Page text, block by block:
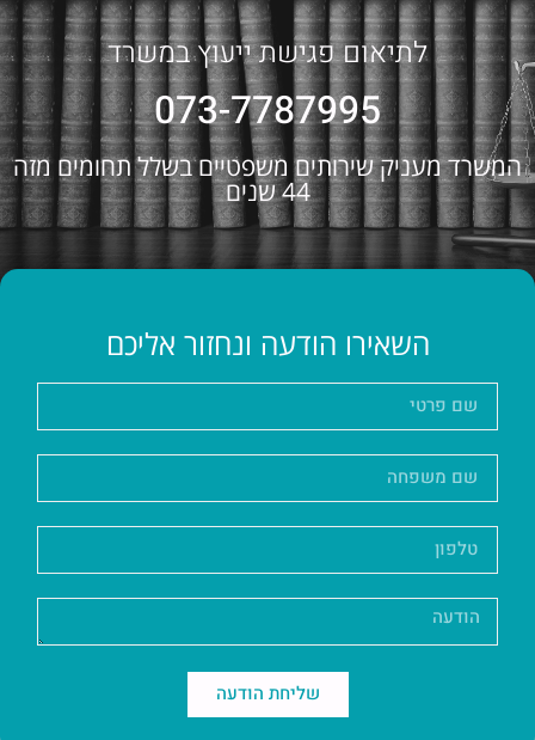
לתיאום פגישת ייעוץ במשרד
073-7787995
המשרד מעניק שירותים משפטיים בשלל תחומים מזה
44 שנים
השאירו הודעה ונחזור אליכם
שליחת הודעה